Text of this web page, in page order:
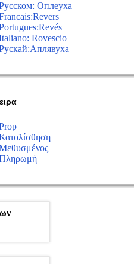
Оплеуха
Rovescio